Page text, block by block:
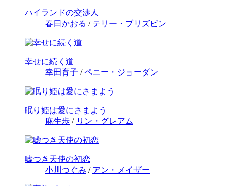
ハイランドの交渉人
春日かおる / テリー・ブリズビン
幸せに続く道
幸田育子 /ペニー・ジョーダン
眠り姫は愛にさまよう
麻生歩 / リン・グレアム
嘘つき天使の初恋
小川つぐみ / アン・メイザー